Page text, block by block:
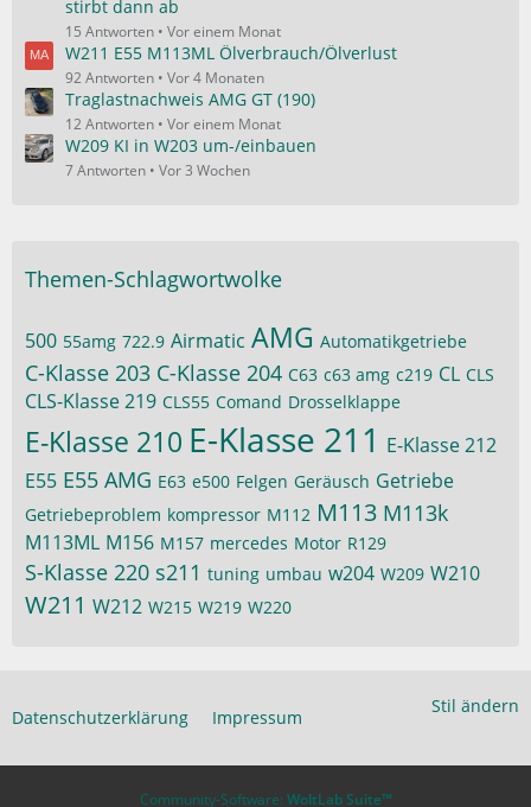
stirbt dann ab
15 Antworten Vor einem Monat
W211 E55 M113ML Ölverbrauch/Ölverlust
92 Antworten Vor 4 Monaten
Traglastnachweis AMG GT (190)
12 Antworten Vor einem Monat
W209 KI in W203 um-/einbauen
7 Antworten Vor 3 Wochen
Themen-Schlagwortwolke
500 55amg 722.9 Airmatic AMG Automatikgetriebe
C-Klasse 203 C-Klasse 204 C63 c63 amg c219 CL CLS
CLS-Klasse 219 CLS55 Comand Drosselklappe
E-Klasse 210 E-Klasse 211 E-Klasse 212
E55 E55 AMG E63 e500 Felgen Geräusch Getriebe
Getriebeproblem kompressor M112 M113 M113k
M113ML M156 M157 mercedes Motor R129
S-Klasse 220 s211 tuning umbau w204 W209 W210
W211 W212 W215 W219 W220
Stil ändern
Datenschutzerklärung Impressum
Community-Software: WoltLab Suite™